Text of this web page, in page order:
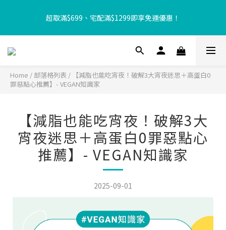
【8月限定⏰】玩遊戲換好禮🎁 豆豆夏令營 等你來報名‼️
超取滿$699、宅配滿$1299即享免運優惠！
【加入樂友享優惠‼️】現在加入會員立享入會禮金 $100，再享全館
【8月限定⏰】玩遊戲換好禮🎁 豆豆夏令營 等你來報名‼️
Home / 部落格列表 /
【減脂也能吃宵夜！破解3大宵夜迷思＋高蛋白0
罪惡點心推薦】- VEGAN知識家
【減脂也能吃宵夜！破解3大
宵夜迷思＋高蛋白0罪惡點心
推薦】- VEGAN知識家
2025-09-01